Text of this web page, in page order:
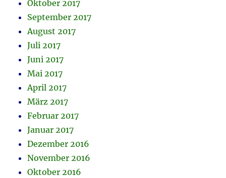
Oktober 2017
September 2017
August 2017
Juli 2017
Juni 2017
Mai 2017
April 2017
März 2017
Februar 2017
Januar 2017
Dezember 2016
November 2016
Oktober 2016